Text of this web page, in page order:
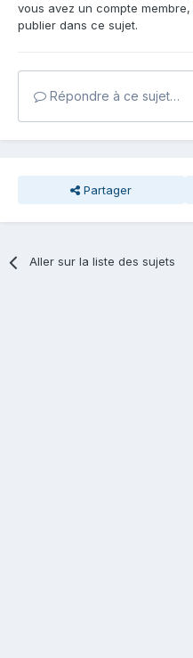
vous avez un compte membre,
publier dans ce sujet.
Répondre à ce sujet…
Partager
Aller sur la liste des sujets